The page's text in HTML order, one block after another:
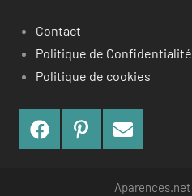
Contact
Politique de Confidentialité
Politique de cookies
FacebookPinterestContact